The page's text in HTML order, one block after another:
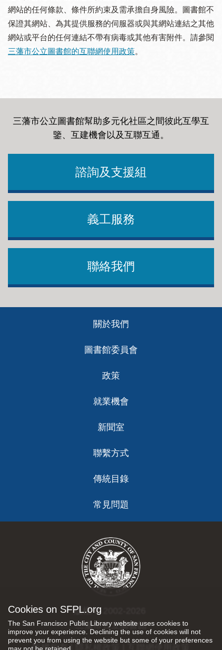
Cookies on SFPL.org
The San Francisco Public Library website uses cookies to
improve your experience. Declining the use of cookies will not
prevent you from using the website but some of your preferences
網站的任何條款、條件所約束及需承擔自身風險。圖書館不
保證其網站、為其提供服務的伺服器或與其網站連結之其他
網站或平台的任何連結不帶有病毒或其他有害附件。請參閱
三藩市公立圖書館的互聯網使用政策。
三藩市公立圖書館幫助多元化社區之間彼此互學互
鑒、互建機會以及互聯互通。
諮詢及支援組
義工服務
聯絡我們
關於我們
圖書館委員會
政策
就業機會
新聞室
聯繫方式
傳統目錄
常見問題
版權 © 2002-2026
三藩市公立圖書館
版權所有 |